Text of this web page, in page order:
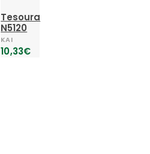
Tesoura
N5120
KAI
10,33€